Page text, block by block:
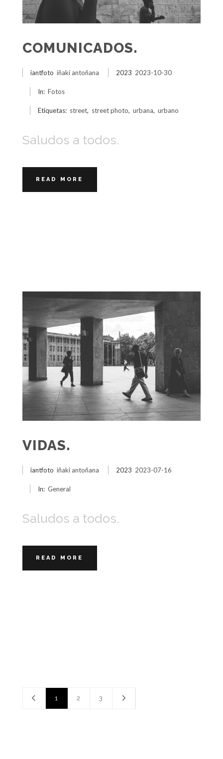
COMUNICADOS.
iantfoto iñaki antoñana 2023 2023-10-30
In: Fotos
Etiquetas: street, street photo, urbana, urbano
Saludos a todos.
READ MORE
VIDAS.
iantfoto iñaki antoñana 2023 2023-07-16
In: General
Saludos a todos.
READ MORE
1 2 3